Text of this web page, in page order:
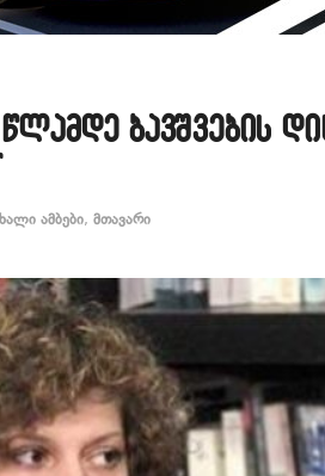
ბავშვების
ამბები, მთავარი